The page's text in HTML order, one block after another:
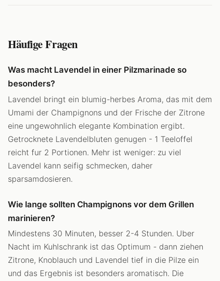
Häufige Fragen
Was macht Lavendel in einer Pilzmarinade so
besonders?
Lavendel bringt ein blumig-herbes Aroma, das mit dem
Umami der Champignons und der Frische der Zitrone
eine ungewohnlich elegante Kombination ergibt.
Getrocknete Lavendelbluten genugen - 1 Teeloffel
reicht fur 2 Portionen. Mehr ist weniger: zu viel
Lavendel kann seifig schmecken, daher
sparsamdosieren.
Wie lange sollten Champignons vor dem Grillen
marinieren?
Mindestens 30 Minuten, besser 2-4 Stunden. Uber
Nacht im Kuhlschrank ist das Optimum - dann ziehen
Zitrone, Knoblauch und Lavendel tief in die Pilze ein
und das Ergebnis ist besonders aromatisch. Die